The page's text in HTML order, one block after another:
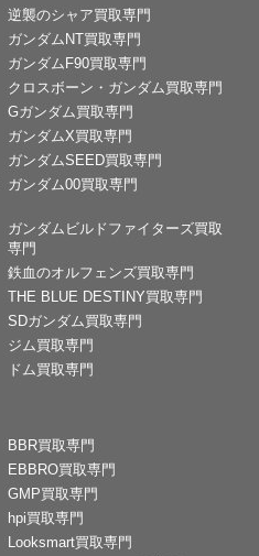
逆襲のシャア買取専門
ガンダムNT買取専門
ガンダムF90買取専門
クロスボーン・ガンダム買取専門
Gガンダム買取専門
ガンダムX買取専門
ガンダムSEED買取専門
ガンダム00買取専門
ガンダムビルドファイターズ買取
専門
鉄血のオルフェンズ買取専門
THE BLUE DESTINY買取専門
SDガンダム買取専門
ジム買取専門
ドム買取専門
BBR買取専門
EBBRO買取専門
GMP買取専門
hpi買取専門
Looksmart買取専門